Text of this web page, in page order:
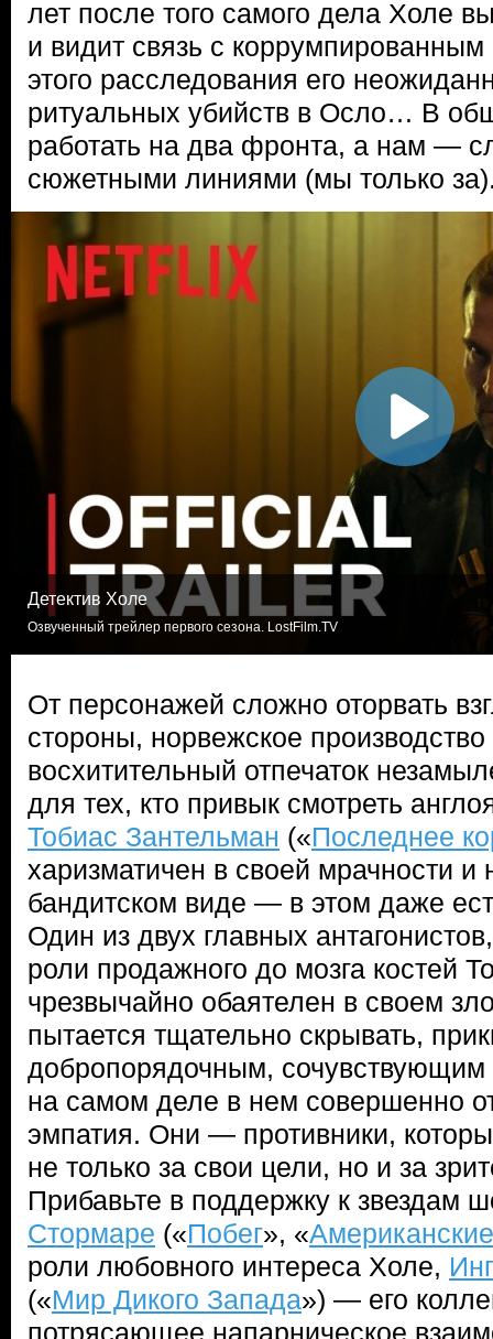
лет после того самого дела Холе
и видит связь с коррумпированным
этого расследования его
ритуальных убийств в Осло… В
работать на два фронта, а нам —
сюжетными линиями (мы только
Детектив Холе
Озвученный трейлер первого сезона. LostFilm.TV
От персонажей сложно оторвать
стороны, норвежское
восхитительный отпечаток
для тех, кто привык смотреть
Тобиас Зантельман («Последнее
харизматичен в своей мрачности и
бандитском виде — в этом даже
Один из двух главных
роли продажного до мозга костей
чрезвычайно обаятелен в своем
пытается тщательно скрывать,
добропорядочным, сочувствующим
на самом деле в нем совершенно
эмпатия. Они — противники,
не только за свои цели, но и за
Прибавьте в поддержку к звездам
Стормаре («Побег», «
роли любовного интереса Холе,
(«Мир Дикого Запада») — его
потрясающее напарническое